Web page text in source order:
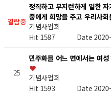
열람중
정직하고 부지런하게 일한
중에게 희망을 주고 우리사
기념사업회
Hit 1587 Date
25
민주화를 어느 면에서는 여
기념사업회
Hit 1593 Date